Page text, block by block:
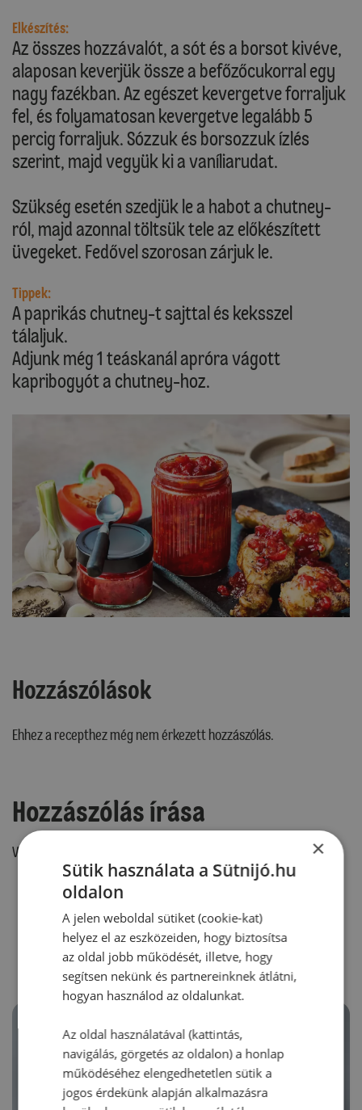
Elkészítés:
Az összes hozzávalót, a sót és a borsot kivéve,
alaposan keverjük össze a befőzőcukorral egy
nagy fazékban. Az egészet kevergetve forraljuk
fel, és folyamatosan kevergetve legalább 5
percig forraljuk. Sózzuk és borsozzuk ízlés
szerint, majd vegyük ki a vaníliarudat.
Szükség esetén szedjük le a habot a chutney-
ról, majd azonnal töltsük tele az előkészített
üvegeket. Fedővel szorosan zárjuk le.
Tippek:
A paprikás chutney-t sajttal és keksszel
tálaljuk.
Adjunk még 1 teáskanál apróra vágott
kapribogyót a chutney-hoz.
Hozzászólások
Ehhez a recepthez még nem érkezett hozzászólás.
Hozzászólás írása
Vélemény írásához, kérjük,
RECEPTAJÁNLÓ
×
Sütik használata a Sütnijó.hu
oldalon
A jelen weboldal sütiket (cookie-kat)
helyez el az eszközeiden, hogy biztosítsa
az oldal jobb működését, illetve, hogy
segítsen nekünk és partnereinknek átlátni,
hogyan használod az oldalunkat.
Az oldal használatával (kattintás,
navigálás, görgetés az oldalon) a honlap
működéséhez elengedhetetlen sütik a
jogos érdekünk alapján alkalmazásra